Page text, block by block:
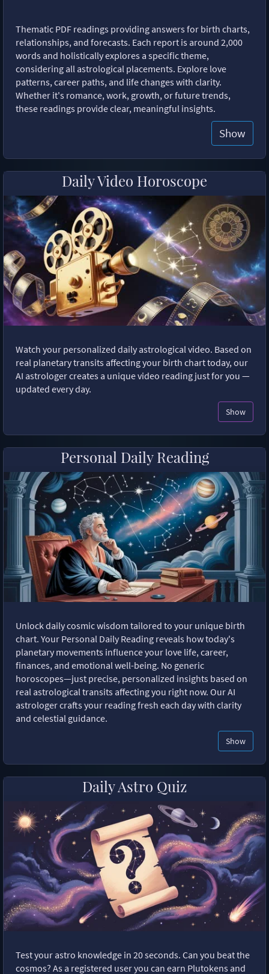
Thematic PDF readings providing answers for birth charts,
relationships, and forecasts. Each report is around 2,000
words and holistically explores a specific theme,
considering all astrological placements. Explore love
patterns, career paths, and life changes with clarity.
Whether it's romance, work, growth, or future trends,
these readings provide clear, meaningful insights.
Show
Daily Video Horoscope
Watch your personalized daily astrological video. Based on
real planetary transits affecting your birth chart today, our
AI astrologer creates a unique video reading just for you —
updated every day.
Show
Personal Daily Reading
Unlock daily cosmic wisdom tailored to your unique birth
chart. Your Personal Daily Reading reveals how today's
planetary movements influence your love life, career,
finances, and emotional well-being. No generic
horoscopes—just precise, personalized insights based on
real astrological transits affecting you right now. Our AI
astrologer crafts your reading fresh each day with clarity
and celestial guidance.
Show
Daily Astro Quiz
Test your astro knowledge in 20 seconds. Can you beat the
cosmos? As a registered user you can earn Plutokens and